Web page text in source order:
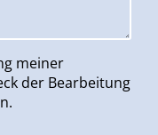
meiner
der Bearbeitung